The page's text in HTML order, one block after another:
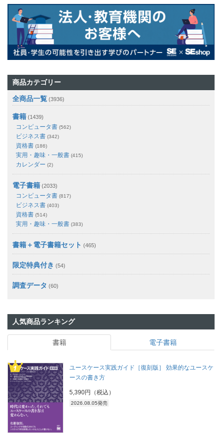
商品カテゴリー
全商品一覧 (3936)
書籍 (1439)
コンピュータ書 (562)
ビジネス書 (342)
資格書 (186)
実用・趣味・一般書 (415)
カレンダー (2)
電子書籍 (2033)
コンピュータ書 (817)
ビジネス書 (403)
資格書 (514)
実用・趣味・一般書 (383)
書籍＋電子書籍セット (465)
限定特典付き (54)
調査データ (60)
人気商品ランキング
書籍 電子書籍
ユースケース実践ガイド［復刻版］ 効果的なユースケ
ースの書き方
5,390円（税込）
2026.08.05発売